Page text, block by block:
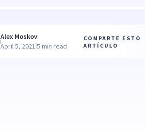
Alex Moskov
April 5, 2021|5 min read
COMPARTE ESTO
ARTÍCULO